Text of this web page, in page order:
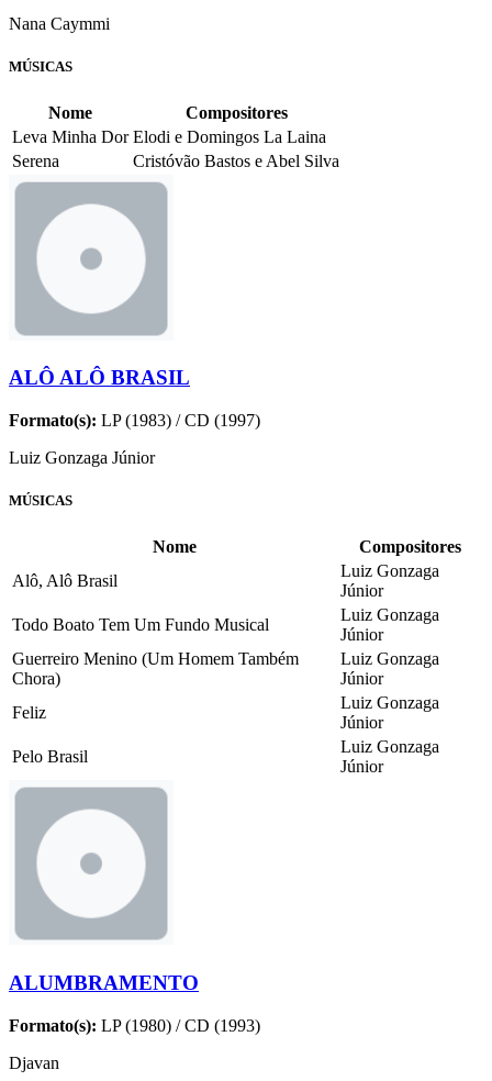
Nana Caymmi
MÚSICAS
Nome
Compositores
Leva Minha Dor Elodi e Domingos La Laina
Serena
Cristóvão Bastos e Abel Silva
ALÔ ALÔ BRASIL
Formato(s): LP (1983) / CD (1997)
Luiz Gonzaga Júnior
MÚSICAS
Nome
Compositores
Alô, Alô Brasil
Luiz Gonzaga
Júnior
Todo Boato Tem Um Fundo Musical
Luiz Gonzaga
Júnior
Guerreiro Menino (Um Homem Também
Chora)
Luiz Gonzaga
Júnior
Feliz
Luiz Gonzaga
Júnior
Pelo Brasil
Luiz Gonzaga
Júnior
ALUMBRAMENTO
Formato(s): LP (1980) / CD (1993)
Djavan